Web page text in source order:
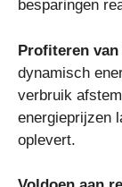
besparingen
Profiteren
dynamisch
verbruik
energieprijzen
oplevert.